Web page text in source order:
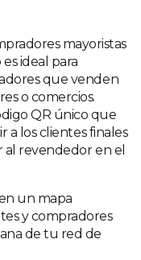
mayoristas
ideal para
que venden
o comercios.
QR único que
a los clientes finales
al revendedor en el
un mapa
y compradores
de tu red de